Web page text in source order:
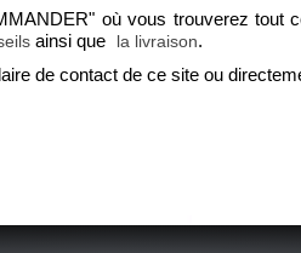
où vous trouverez tout
ainsi que la livraison.
de contact de ce site ou